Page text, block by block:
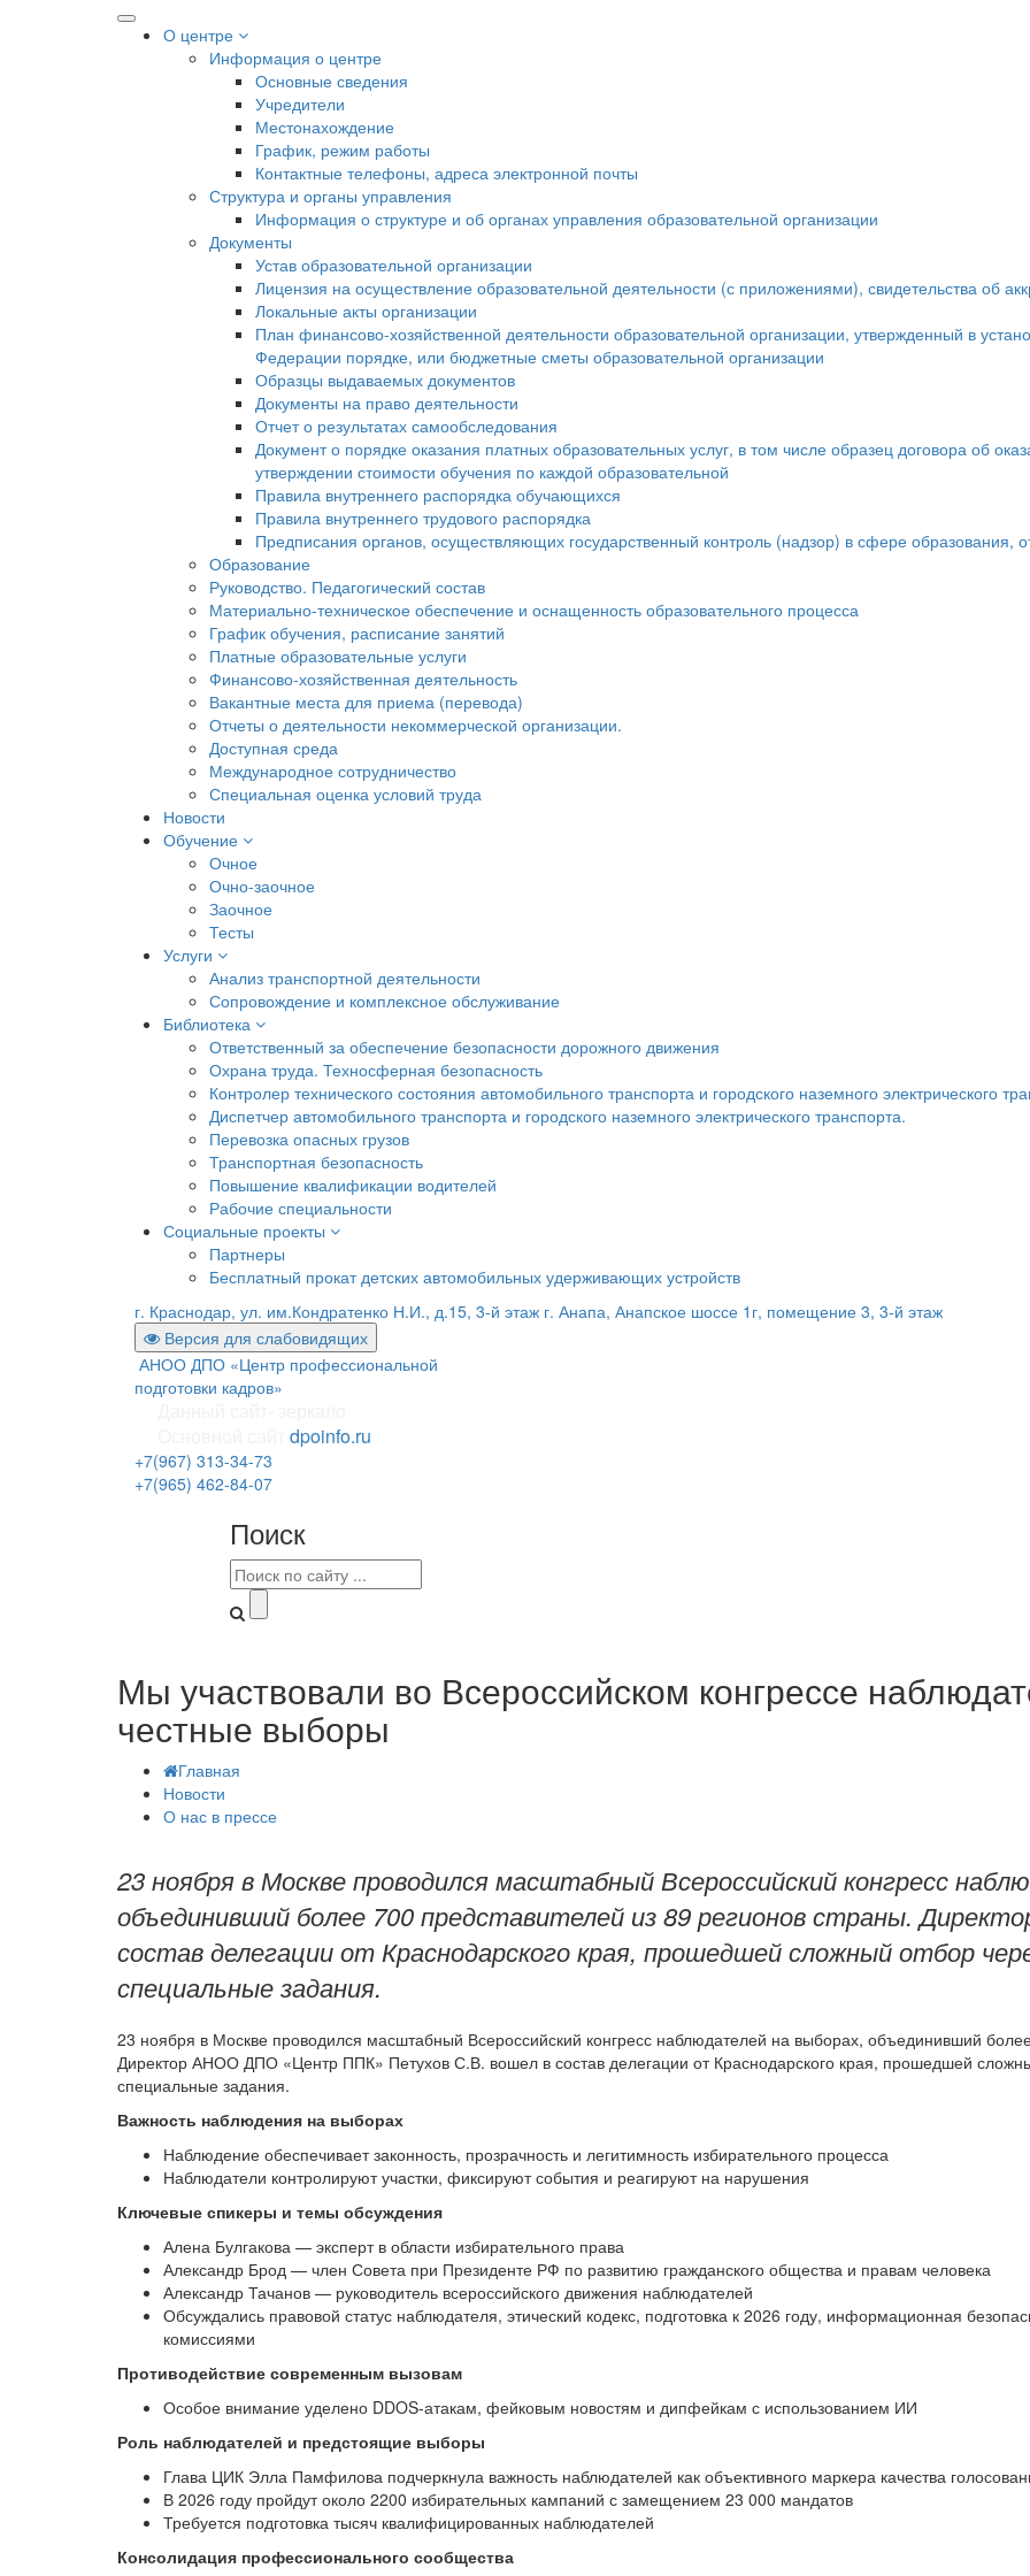
О центре
Информация о центре
Основные сведения
Учредители
Местонахождение
График, режим работы
Контактные телефоны, адреса электронной почты
Структура и органы управления
Информация о структуре и об органах управления образовательной организации
Документы
Устав образовательной организации
Лицензия на осуществление образовательной деятельности (с приложениями), свидетельства об
Локальные акты организации
План финансово-хозяйственной деятельности образовательной организации, утвержденный в
Федерации порядке, или бюджетные сметы образовательной организации
Образцы выдаваемых документов
Документы на право деятельности
Отчет о результатах самообследования
Документ о порядке оказания платных образовательных услуг, в том числе образец договора об
утверждении стоимости обучения по каждой образовательной
Правила внутреннего распорядка обучающихся
Правила внутреннего трудового распорядка
Предписания органов, осуществляющих государственный контроль (надзор) в сфере образования,
Образование
Руководство. Педагогический состав
Материально-техническое обеспечение и оснащенность образовательного процесса
График обучения, расписание занятий
Платные образовательные услуги
Финансово-хозяйственная деятельность
Вакантные места для приема (перевода)
Отчеты о деятельности некоммерческой организации.
Доступная среда
Международное сотрудничество
Специальная оценка условий труда
Новости
Обучение
Очное
Очно-заочное
Заочное
Тесты
Услуги
Анализ транспортной деятельности
Сопровождение и комплексное обслуживание
Библиотека
Ответственный за обеспечение безопасности дорожного движения
Охрана труда. Техносферная безопасность
Контролер технического состояния автомобильного транспорта и городского наземного электрического
Диспетчер автомобильного транспорта и городского наземного электрического транспорта.
Перевозка опасных грузов
Транспортная безопасность
Повышение квалификации водителей
Рабочие специальности
Социальные проекты
Партнеры
Бесплатный прокат детских автомобильных удерживающих устройств
г. Краснодар, ул. им.Кондратенко Н.И., д.15, 3-й этаж г. Анапа, Анапское шоссе 1г, помещение 3, 3-й этаж
Версия для слабовидящих
АНОО ДПО «Центр профессиональной
подготовки кадров»
dpoinfo.ru
+7(967) 313-34-73
+7(965) 462-84-07
Поиск
Мы участвовали во Всероссийском конгрессе
честные выборы
Главная
Новости
О нас в прессе
23 ноября в Москве проводился масштабный Всероссийский конгресс
объединивший более 700 представителей из 89 регионов страны.
состав делегации от Краснодарского края, прошедшей сложный отбор
специальные задания.
23 ноября в Москве проводился масштабный Всероссийский конгресс наблюдателей на выборах, объединивший
Директор АНОО ДПО «Центр ППК» Петухов С.В. вошел в состав делегации от Краснодарского края, прошедшей
специальные задания.
Важность наблюдения на выборах
Наблюдение обеспечивает законность, прозрачность и легитимность избирательного процесса
Наблюдатели контролируют участки, фиксируют события и реагируют на нарушения
Ключевые спикеры и темы обсуждения
Алена Булгакова — эксперт в области избирательного права
Александр Брод — член Совета при Президенте РФ по развитию гражданского общества и правам человека
Александр Тачанов — руководитель всероссийского движения наблюдателей
Обсуждались правовой статус наблюдателя, этический кодекс, подготовка к 2026 году, информационная
комиссиями
Противодействие современным вызовам
Особое внимание уделено DDOS-атакам, фейковым новостям и дипфейкам с использованием ИИ
Роль наблюдателей и предстоящие выборы
Глава ЦИК Элла Памфилова подчеркнула важность наблюдателей как объективного маркера качества
В 2026 году пройдут около 2200 избирательных кампаний с замещением 23 000 мандатов
Требуется подготовка тысяч квалифицированных наблюдателей
Консолидация профессионального сообщества